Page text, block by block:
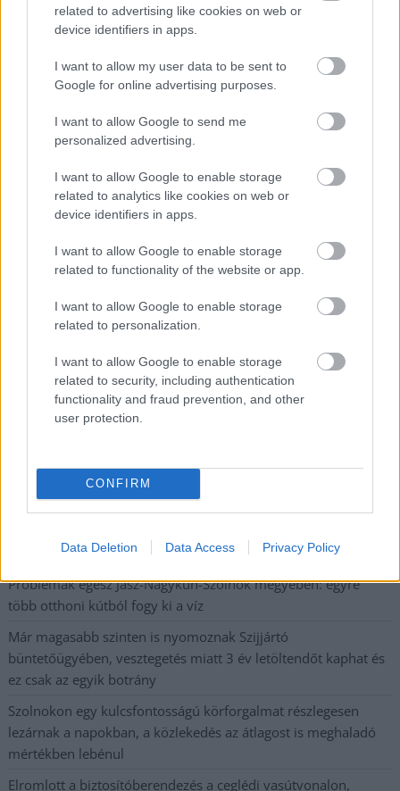
related to advertising like cookies on web or
device identifiers in apps.
I want to allow my user data to be sent to
Google for online advertising purposes.
I want to allow Google to send me
personalized advertising.
I want to allow Google to enable storage
related to analytics like cookies on web or
device identifiers in apps.
I want to allow Google to enable storage
related to functionality of the website or app.
I want to allow Google to enable storage
related to personalization.
I want to allow Google to enable storage
related to security, including authentication
functionality and fraud prevention, and other
user protection.
CONFIRM
Data Deletion Data Access Privacy Policy
Hírlevél feliratkozás
Adja meg keresztnevét:
Adja
meg e-mail címét:
Megismertem és elfogadom aGDPR-szabályzatot
Nem szeretne lemaradni semmiről? Csak egy kattintás, és hírlevelünk a
postaládájába érkezik!
Problémák egész Jász-Nagykun-Szolnok megyében: egyre
több otthoni kútból fogy ki a víz
Már magasabb szinten is nyomoznak Szijjártó
büntetőügyében, vesztegetés miatt 3 év letöltendőt kaphat és
ez csak az egyik botrány
Szolnokon egy kulcsfontosságú körforgalmat részlegesen
lezárnak a napokban, a közlekedés az átlagost is meghaladó
mértékben lebénul
Elromlott a biztosítóberendezés a ceglédi vasútvonalon,